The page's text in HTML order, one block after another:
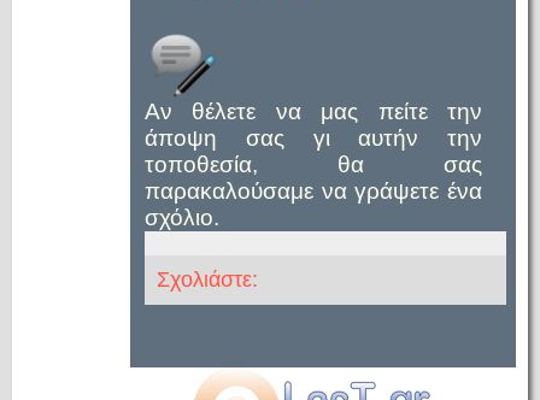
Αν θέλετε να μας πείτε την
άποψη σας γι αυτήν την
τοποθεσία, θα σας
παρακαλούσαμε να γράψετε ένα
σχόλιο.
Σχολιάστε: